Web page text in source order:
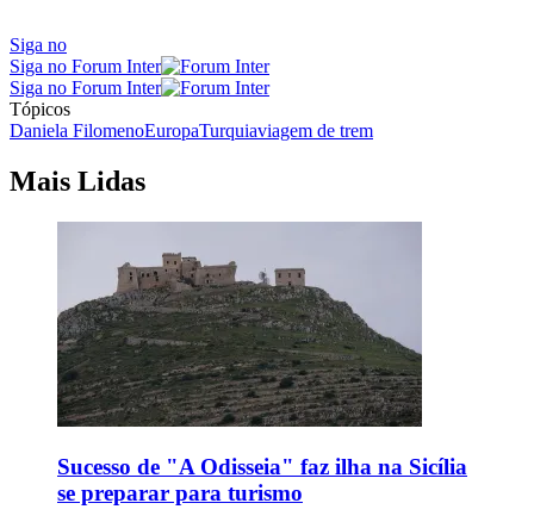
Siga no
Siga no Forum Inter
Siga no Forum Inter
Tópicos
Daniela FilomenoEuropaTurquiaviagem de trem
Mais Lidas
Sucesso de "A Odisseia" faz ilha na Sicília
se preparar para turismo